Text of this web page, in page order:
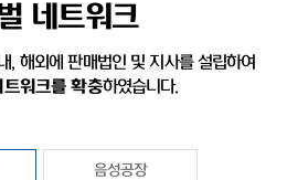
네트워크
, 해외에 판매법인 및 지사를 설립하여
워크를 확충하였습니다.
음성공장